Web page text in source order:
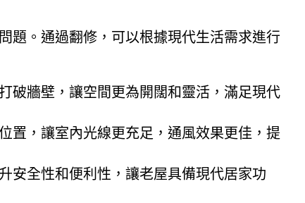
題。通過翻修，可以根據現代生活需求進行
破牆壁，讓空間更為開闊和靈活，滿足現代
置，讓室內光線更充足，通風效果更佳，提
安全性和便利性，讓老屋具備現代居家功